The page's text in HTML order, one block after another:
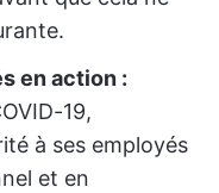
en action :
19,
à ses employés
et en